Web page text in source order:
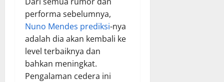
performa sebelumnya,
Nuno Mendes prediksi-nya
adalah dia akan kembali ke
level terbaiknya dan
bahkan meningkat.
Pengalaman cedera ini